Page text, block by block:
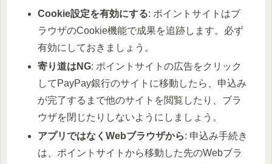
Cookie設定を有効にする: ポイントサイトはブ
ラウザのCookie機能で成果を追跡します。必ず
有効にしておきましょう。
寄り道はNG: ポイントサイトの広告をクリック
してPayPay銀行のサイトに移動したら、申込み
が完了するまで他のサイトを閲覧したり、ブラ
ウザを閉じたりしないようにしましょう。
アプリではなくWebブラウザから: 申込み手続き
は、ポイントサイトから移動した先のWebブラ